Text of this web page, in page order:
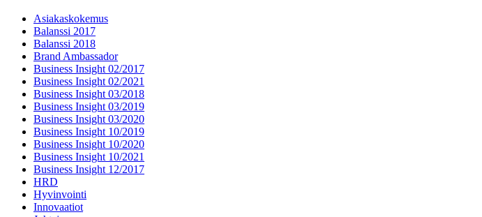
Asiakaskokemus
Balanssi 2017
Balanssi 2018
Brand Ambassador
Business Insight 02/2017
Business Insight 02/2021
Business Insight 03/2018
Business Insight 03/2019
Business Insight 03/2020
Business Insight 10/2019
Business Insight 10/2020
Business Insight 10/2021
Business Insight 12/2017
HRD
Hyvinvointi
Innovaatiot